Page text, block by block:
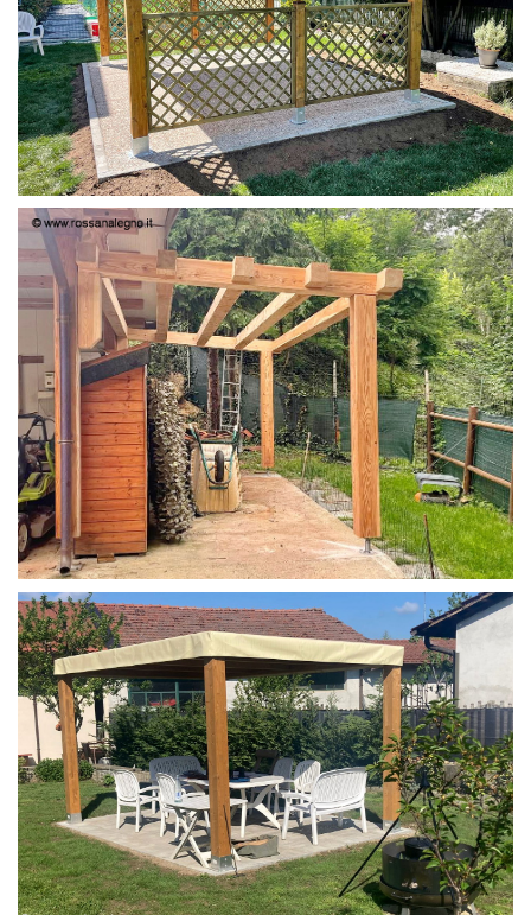
PERGOLA 4X3
STRUTTURA IN LARICE U/F CON INCASTRI
PERGOLA